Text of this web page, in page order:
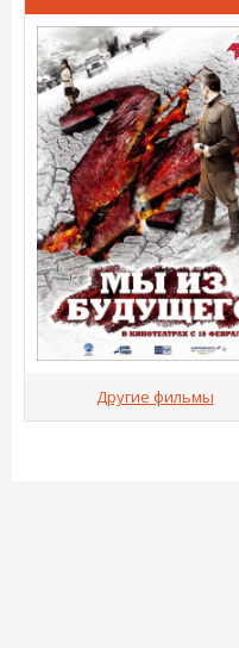
Другие фильмы